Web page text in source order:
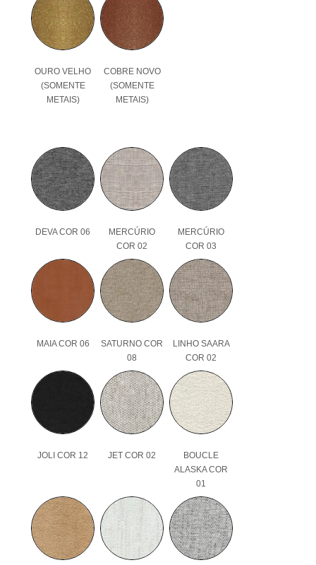
OURO VELHO
(SOMENTE
METAIS)
COBRE NOVO
(SOMENTE
METAIS)
DEVA COR 06
MERCÚRIO
COR 02
MERCÚRIO
COR 03
MAIA COR 06
SATURNO COR
08
LINHO SAARA
COR 02
JOLI COR 12 JET COR 02
BOUCLE
ALASKA COR
01